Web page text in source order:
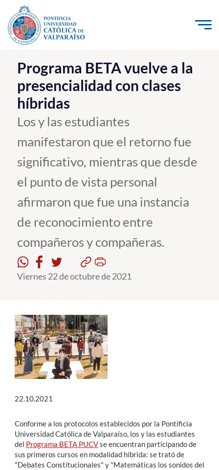
Click acá para ir directamente al contenido
La Universidad
Investigación, Creación e Innovación
PUCV Internacional
Vinculación con el Medio
Admisión
Pregrado
Estudiantes
Académicos
Funcionarios
English
Programa BETA vuelve a la
presencialidad con clases
híbridas
Los y las estudiantes
manifestaron que el retorno fue
significativo, mientras que desde
el punto de vista personal
afirmaron que fue una instancia
de reconocimiento entre
compañeros y compañeras.
Viernes 22 de octubre de 2021
22.10.2021
Conforme a los protocolos establecidos por la Pontificia
Universidad Católica de Valparaíso, los y las estudiantes
del Programa BETA PUCVse encuentran participando de
sus primeros cursos en modalidad híbrida: se trató de
"Debates Constitucionales" y "Matemáticas los sonidos del